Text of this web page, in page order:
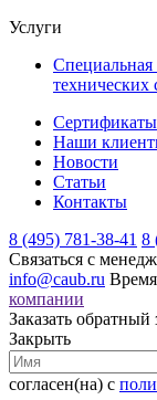
Услуги
Специальная
технических
Сертификаты
Наши
Новости
Статьи
Контакты
8 (495) 781-38-41 8
Связаться с
info@caub.ru
компании
Заказать обратный
Закрыть
согласен(на) с